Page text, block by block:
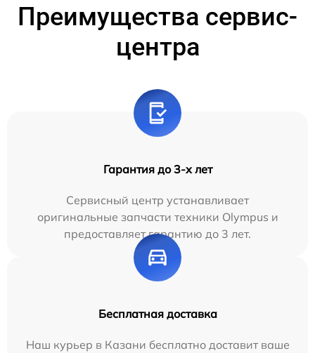
Преимущества сервис-
центра
Гарантия до 3-х лет
Сервисный центр устанавливает
оригинальные запчасти техники Olympus и
предоставляет гарантию до 3 лет.
Бесплатная доставка
Наш курьер в Казани бесплатно доставит ваше